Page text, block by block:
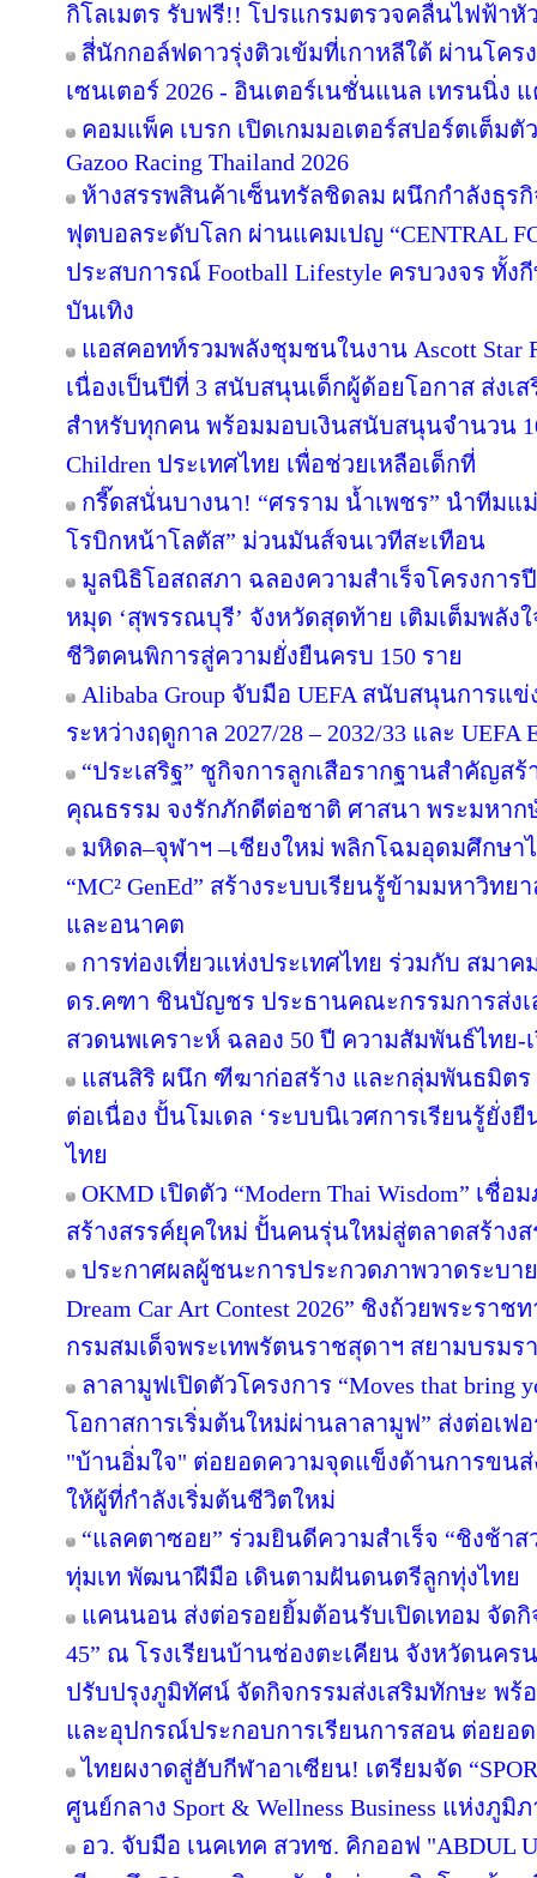
กิโลเมตร รับฟรี!! โปรแกรมตรวจคลื่นไฟฟ้าหั
สี่นักกอล์ฟดาวรุ่งติวเข้มที่เกาหลีใต้ ผ่านโคร
เซนเตอร์ 2026 - อินเตอร์เนชั่นแนล เทรนนิ่ง
คอมแพ็ค เบรก เปิดเกมมอเตอร์สปอร์ตเต็มตั
Gazoo Racing Thailand 2026
ห้างสรรพสินค้าเซ็นทรัลชิดลม ผนึกกำลังธุร
ฟุตบอลระดับโลก ผ่านแคมเปญ “CENTRAL
ประสบการณ์ Football Lifestyle ครบวงจร ทั้
บันเทิง
แอสคอทท์รวมพลังชุมชนในงาน Ascott Star
เนื่องเป็นปีที่ 3 สนับสนุนเด็กผู้ด้อยโอกาส ส่งเ
สำหรับทุกคน พร้อมมอบเงินสนับสนุนจำนวน
Children ประเทศไทย เพื่อช่วยเหลือเด็กที่
กรี๊ดสนั่นบางนา! “ศรราม น้ำเพชร” นำทีมแ
โรบิกหน้าโลตัส” ม่วนมันส์จนเวทีสะเทือน
มูลนิธิโอสถสภา ฉลองความสำเร็จโครงการ
หมุด ‘สุพรรณบุรี’ จังหวัดสุดท้าย เติมเต็มพลัง
ชีวิตคนพิการสู่ความยั่งยืนครบ 150 ราย
Alibaba Group จับมือ UEFA สนับสนุนการ
ระหว่างฤดูกาล 2027/28 – 2032/33 และ UEFA
“ประเสริฐ” ชูกิจการลูกเสือรากฐานสำคัญส
คุณธรรม จงรักภักดีต่อชาติ ศาสนา พระมหาก
มหิดล–จุฬาฯ –เชียงใหม่ พลิกโฉมอุดมศึกษา
“MC² GenEd” สร้างระบบเรียนรู้ข้ามมหาวิ
และอนาคต
การท่องเที่ยวแห่งประเทศไทย ร่วมกับ สมาค
ดร.คฑา ชินบัญชร ประธานคณะกรรมการส่ง
สวดนพเคราะห์ ฉลอง 50 ปี ความสัมพันธ์ไทย-
แสนสิริ ผนึก ฑีฆาก่อสร้าง และกลุ่มพันธมิตร
ต่อเนื่อง ปั้นโมเดล ‘ระบบนิเวศการเรียนรู้ยั่
ไทย
OKMD เปิดตัว “Modern Thai Wisdom” เชื่
สร้างสรรค์ยุคใหม่ ปั้นคนรุ่นใหม่สู่ตลาดสร้างส
ประกาศผลผู้ชนะการประกวดภาพวาดระบา
Dream Car Art Contest 2026” ชิงถ้วยพระรา
กรมสมเด็จพระเทพรัตนราชสุดาฯ สยามบรมร
ลาลามูฟเปิดตัวโครงการ “Moves that bring
โอกาสการเริ่มต้นใหม่ผ่านลาลามูฟ” ส่งต่อเฟ
"บ้านอิ่มใจ" ต่อยอดความจุดแข็งด้านการขน
ให้ผู้ที่กำลังเริ่มต้นชีวิตใหม่
“แลคตาซอย” ร่วมยินดีความสำเร็จ “ชิงช้าส
ทุ่มเท พัฒนาฝีมือ เดินตามฝันดนตรีลูกทุ่งไทย
แคนนอน ส่งต่อรอยยิ้มต้อนรับเปิดเทอม จัดกิจ
45” ณ โรงเรียนบ้านช่องตะเคียน จังหวัดนค
ปรับปรุงภูมิทัศน์ จัดกิจกรรมส่งเสริมทักษะ พร้
และอุปกรณ์ประกอบการเรียนการสอน ต่อยอ
ไทยผงาดสู่ฮับกีฬาอาเซียน! เตรียมจัด
ศูนย์กลาง Sport & Wellness Business แห่งภูมิ
อว. จับมือ เนคเทค สวทช. คิกออฟ "ABDUL